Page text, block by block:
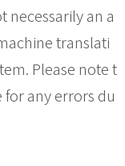
necessarily an a
translati
Please note t
any errors du